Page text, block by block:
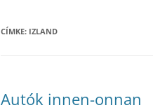
CÍMKE: IZLAND
Autók innen-onnan